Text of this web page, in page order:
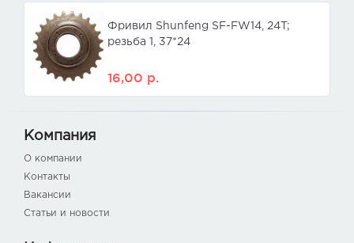
Фривил Shunfeng SF-FW14, 24T;
резьба 1, 37*24
16,00 р.
Компания
О компании
Контакты
Вакансии
Статьи и новости